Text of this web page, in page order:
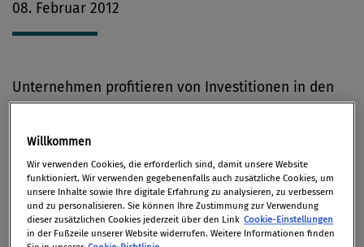
08. Februar 2012
Unternehmen profitieren von Investitionen in den
Arbeitsschutz. Das scheint eine internationale
Studie (siehe Kasten) nun zu belegen, die zu dem
in den Arbeitsschutz sich im Schnitt auf mehr als
das Doppelte der investierten Summe beläuft.
„Die Vorschriften zum Arbeitsschutz und die
Willkommen
Wir verwenden Cookies, die erforderlich sind, damit unsere Website
funktioniert. Wir verwenden gegebenenfalls auch zusätzliche Cookies, um
unsere Inhalte sowie Ihre digitale Erfahrung zu analysieren, zu verbessern
und zu personalisieren. Sie können Ihre Zustimmung zur Verwendung
dieser zusätzlichen Cookies jederzeit über den Link Cookie-Einstellungen
in der Fußzeile unserer Website widerrufen. Weitere Informationen finden